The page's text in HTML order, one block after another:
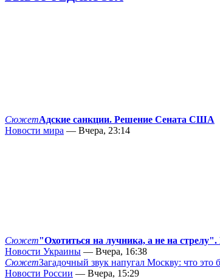
СюжетАдские санкции. Решение Сената США
Новости мира — Вчера, 23:14
Сюжет"Охотиться на лучника, а не на
Новости Украины — Вчера, 16:38
СюжетЗагадочный звук напугал Москву: что это
Новости России — Вчера, 15:29